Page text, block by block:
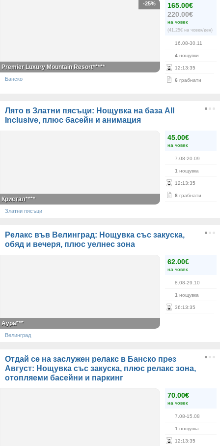
165.00€
220.00€
на човек
(41.25€ на човек/ден)
16.08-30.11
4 нощувки
12:13:35
6 грабнати
-25%
Premier Luxury Mountain Resort*****
Банско
Лято в Златни пясъци: Нощувка на база All
Inclusive, плюс басейн и анимация
45.00€
на човек
7.08-20.09
1 нощувка
12:13:35
8 грабнати
Кристал****
Златни пясъци
Релакс във Велинград: Нощувка със закуска,
обяд и вечеря, плюс уелнес зона
62.00€
на човек
8.08-29.10
1 нощувка
36:13:35
Аура***
Велинград
Отдай се на заслужен релакс в Банско през
Август: Нощувка със закуска, плюс релакс зона,
отопляеми басейни и паркинг
70.00€
на човек
7.08-15.08
1 нощувка
12:13:35